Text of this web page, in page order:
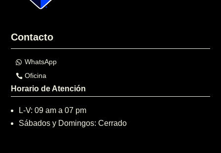
Contacto
WhatsApp
Oficina
Horario de Atención
L-V: 09 am a 07 pm
Sábados y Domingos: Cerrado